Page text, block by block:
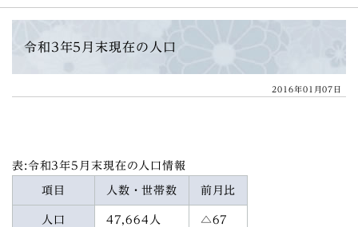
令和3年5月末現在の人口
2016年01月07日
表:令和3年5月末現在の人口情報
項目 人数・世帯数 前月比
人口 47,664人 △67